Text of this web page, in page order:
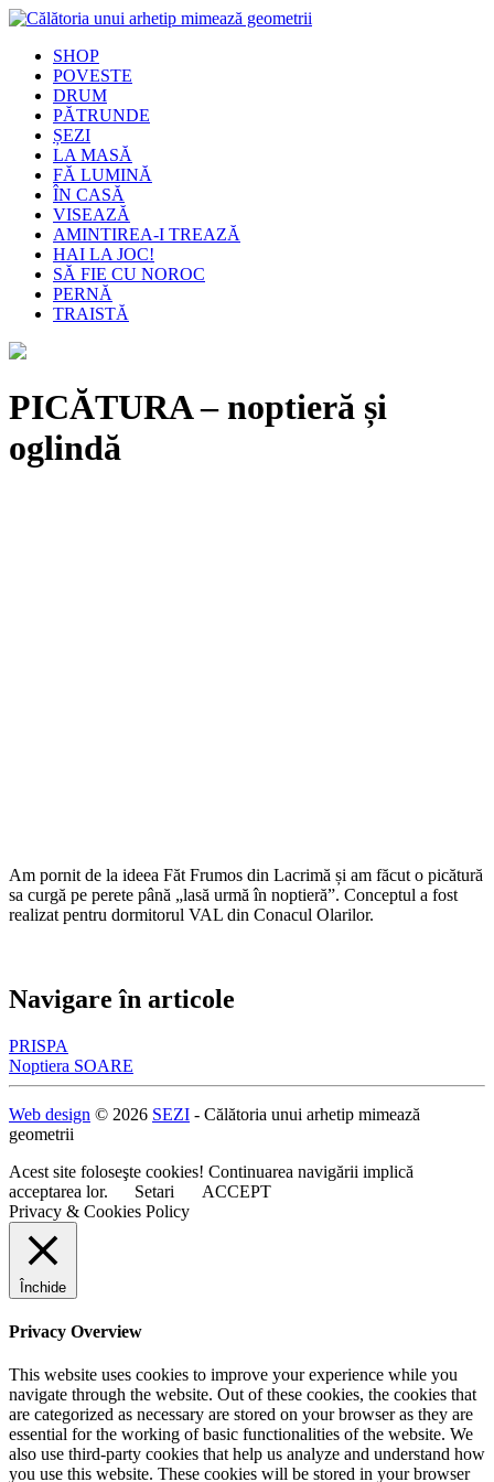
SHOP
POVESTE
DRUM
PĂTRUNDE
ȘEZI
LA MASĂ
FĂ LUMINĂ
ÎN CASĂ
VISEAZĂ
AMINTIREA-I TREAZĂ
HAI LA JOC!
SĂ FIE CU NOROC
PERNĂ
TRAISTĂ
PICĂTURA – noptieră și
oglindă
Am pornit de la ideea Făt Frumos din Lacrimă și am făcut o picătură
sa curgă pe perete până „lasă urmă în noptieră”. Conceptul a fost
realizat pentru dormitorul VAL din Conacul Olarilor.
Navigare în articole
PRISPA
Noptiera SOARE
Web design © 2026 SEZI - Călătoria unui arhetip mimează
geometrii
Acest site foloseşte cookies! Continuarea navigării implică
acceptarea lor.
Setari
ACCEPT
Privacy & Cookies Policy
Închide
Privacy Overview
This website uses cookies to improve your experience while you
navigate through the website. Out of these cookies, the cookies that
are categorized as necessary are stored on your browser as they are
essential for the working of basic functionalities of the website. We
also use third-party cookies that help us analyze and understand how
you use this website. These cookies will be stored in your browser